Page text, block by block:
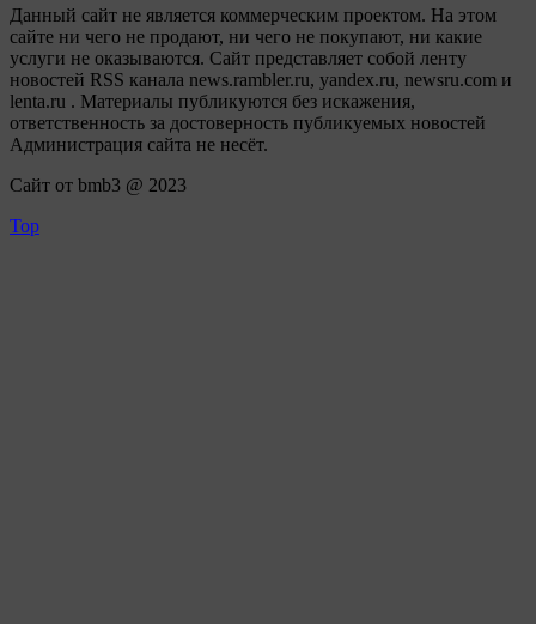
Данный сайт не является коммерческим проектом. На этом
сайте ни чего не продают, ни чего не покупают, ни какие
услуги не оказываются. Сайт представляет собой ленту
новостей RSS канала news.rambler.ru, yandex.ru, newsru.com и
lenta.ru . Материалы публикуются без искажения,
ответственность за достоверность публикуемых новостей
Администрация сайта не несёт.
Сайт от bmb3 @ 2023
Top